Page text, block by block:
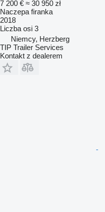
7 200 € ≈ 30 950 zł
Naczepa firanka
2018
Liczba osi 3
Niemcy, Herzberg
TIP Trailer Services
Kontakt z dealerem